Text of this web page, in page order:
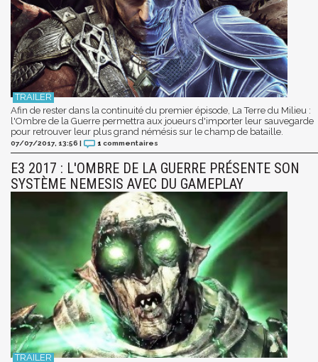
Afin de rester dans la continuité du premier épisode, La Terre du Milieu :
l'Ombre de la Guerre permettra aux joueurs d'importer leur sauvegarde
pour retrouver leur plus grand némésis sur le champ de bataille.
07/07/2017, 13:56 | 1 commentaires
E3 2017 : L'OMBRE DE LA GUERRE PRÉSENTE SON
SYSTÈME NEMESIS AVEC DU GAMEPLAY